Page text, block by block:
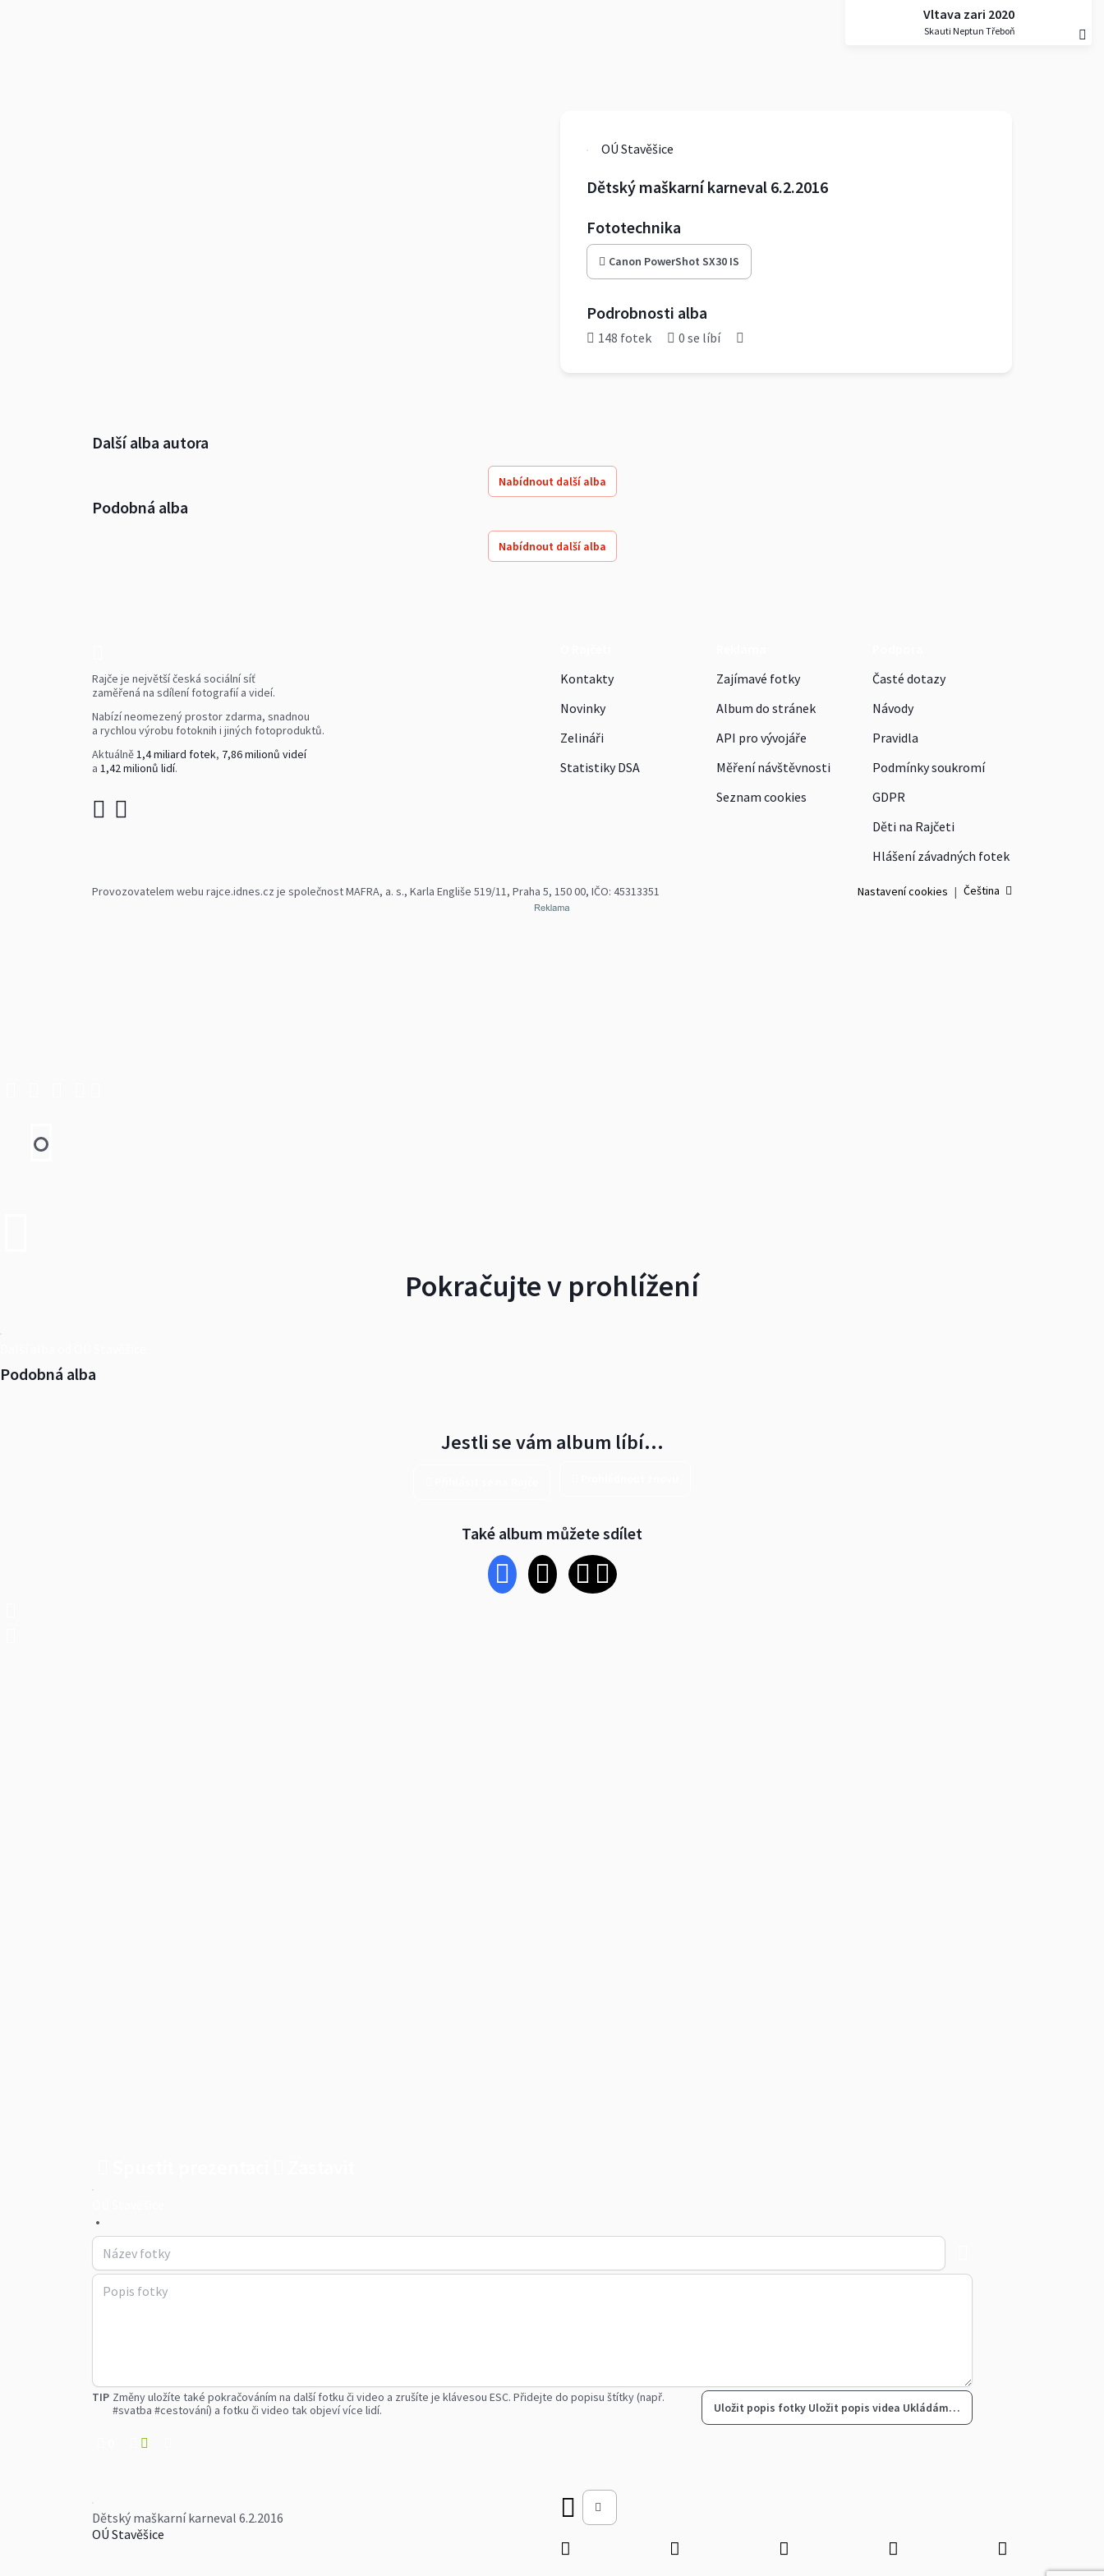
Vltava zari 2020
Skauti Neptun Třeboň
OÚ Stavěšice
Dětský maškarní karneval 6.2.2016
Fototechnika
Canon PowerShot SX30 IS
Podrobnosti alba
148 fotek 0 se líbí
Další alba autora
Nabídnout další alba
Podobná alba
Nabídnout další alba
Rajče je největší česká sociální síť
zaměřená na sdílení fotografií a videí.
Nabízí neomezený prostor zdarma, snadnou
a rychlou výrobu fotoknih i jiných fotoproduktů.
Aktuálně1,4 miliard fotek, 7,86 milionů videí
a 1,42 milionů lidí.
Kontakty
Novinky
Zelináři
Statistiky DSA
Zajímavé fotky
Album do stránek
API pro vývojáře
Měření návštěvnosti
Seznam cookies
Časté dotazy
Návody
Pravidla
Podmínky soukromí
GDPR
Děti na Rajčeti
Hlášení závadných fotek
Provozovatelem webu rajce.idnes.cz je společnost MAFRA, a. s., Karla Engliše 519/11, Praha 5, 150 00, IČO: 45313351 Nastavení cookies | Čeština
Pokračujte v prohlížení
Podobná alba
Jestli se vám album líbí…
Také album můžete sdílet
•
TIP Změny uložíte také pokračováním na další fotku či video a zrušíte je klávesou ESC. Přidejte do popisu štítky (např.
#svatba #cestování) a fotku či video tak objeví více lidí.
Uložit popis fotky Uložit popis videa Ukládám…
Dětský maškarní karneval 6.2.2016
OÚ Stavěšice